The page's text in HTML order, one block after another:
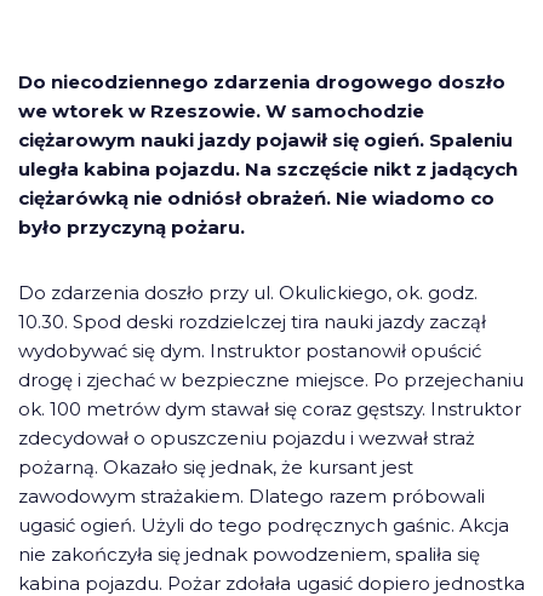
Do niecodziennego zdarzenia drogowego doszło
we wtorek w Rzeszowie. W samochodzie
ciężarowym nauki jazdy pojawił się ogień. Spaleniu
uległa kabina pojazdu. Na szczęście nikt z jadących
ciężarówką nie odniósł obrażeń. Nie wiadomo co
było przyczyną pożaru.
Do zdarzenia doszło przy ul. Okulickiego, ok. godz.
10.30. Spod deski rozdzielczej tira nauki jazdy zaczął
wydobywać się dym. Instruktor postanowił opuścić
drogę i zjechać w bezpieczne miejsce. Po przejechaniu
ok. 100 metrów dym stawał się coraz gęstszy. Instruktor
zdecydował o opuszczeniu pojazdu i wezwał straż
pożarną. Okazało się jednak, że kursant jest
zawodowym strażakiem. Dlatego razem próbowali
ugasić ogień. Użyli do tego podręcznych gaśnic. Akcja
nie zakończyła się jednak powodzeniem, spaliła się
kabina pojazdu. Pożar zdołała ugasić dopiero jednostka